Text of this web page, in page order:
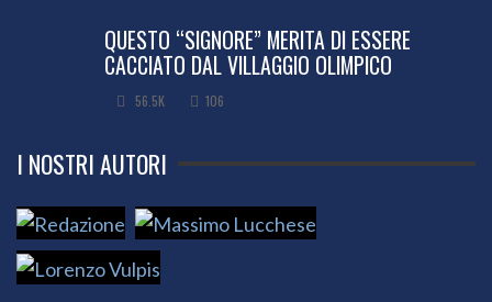
QUESTO “SIGNORE” MERITA DI ESSERE
CACCIATO DAL VILLAGGIO OLIMPICO
56.5K 106
I NOSTRI AUTORI